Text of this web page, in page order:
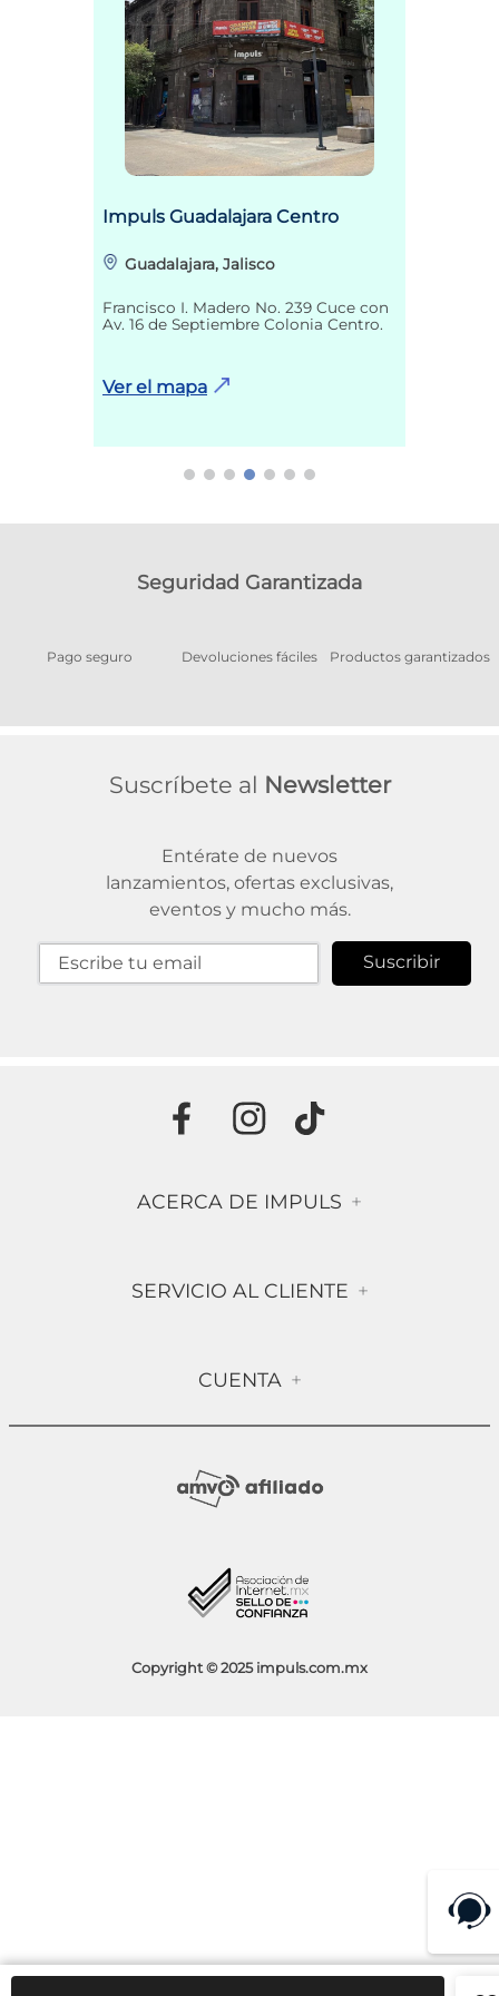
Impuls Guadalajara Centro
Guadalajara, Jalisco
Francisco I. Madero No. 239 Cuce con
Av. 16 de Septiembre Colonia Centro.
Ver el mapa
Seguridad Garantizada
Pago seguro Devoluciones fáciles Productos garantizados
Suscríbete al Newsletter
Entérate de nuevos
lanzamientos, ofertas exclusivas,
eventos y mucho más.
Suscribir
ACERCA DE IMPULS +
Contáctanos
Compra Segura
Sucursales
SERVICIO AL CLIENTE +
Política de Devolución
Aviso de Privacidad
CUENTA +
Socios Impuls
Copyright © 2025 impuls.com.mx